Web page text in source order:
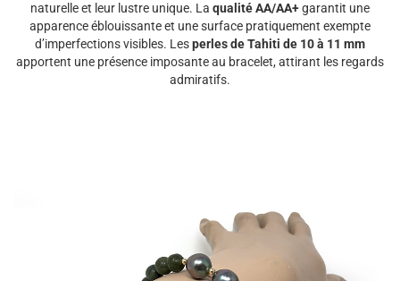
naturelle et leur lustre unique. La qualité AA/AA+garantit une
apparence éblouissante et une surface pratiquement exempte
d’imperfections visibles. Lesperles de Tahiti de 10 à 11 mm
apportent une présence imposante au bracelet, attirant les regards
admiratifs.